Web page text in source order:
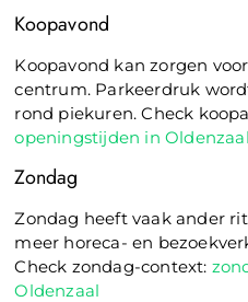
Koopavond
Koopavond kan zorgen
centrum. Parkeerdruk
rond piekuren. Check
openingstijden in Oldenzaal
Zondag
Zondag heeft vaak ander
meer horeca- en
Check zondag-context:
Oldenzaal